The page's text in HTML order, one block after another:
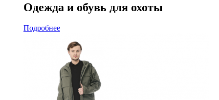
Одежда и обувь для охоты
Подробнее